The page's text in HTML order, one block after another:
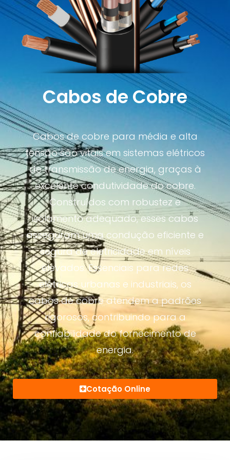
Cabos de Cobre
Cabos de cobre para média e alta
tensão são vitais em sistemas elétricos
de transmissão de energia, graças à
excelente condutividade do cobre.
Construídos com robustez e
isolamento adequado, esses cabos
asseguram uma condução eficiente e
segura de eletricidade em níveis
elevados. Essenciais para redes
elétricas urbanas e industriais, os
cabos de cobre atendem a padrões
rigorosos, contribuindo para a
confiabilidade do fornecimento de
energia.
Cotação Online